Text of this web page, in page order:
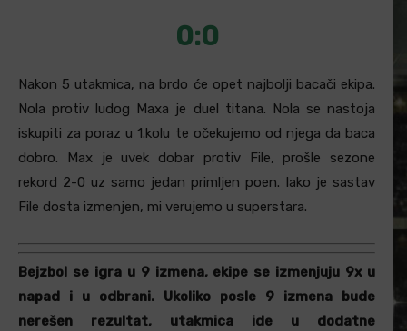
0:0
Nakon 5 utakmica, na brdo će opet najbolji bacači ekipa.
Nola protiv ludog Maxa je duel titana. Nola se nastoja
iskupiti za poraz u 1.kolu te očekujemo od njega da baca
dobro. Max je uvek dobar protiv File, prošle sezone
rekord 2-0 uz samo jedan primljen poen. Iako je sastav
File dosta izmenjen, mi verujemo u superstara.
Bejzbol se igra u 9 izmena, ekipe se izmenjuju 9x u
napad i u odbrani. Ukoliko posle 9 izmena bude
nerešen rezultat, utakmica ide u dodatne